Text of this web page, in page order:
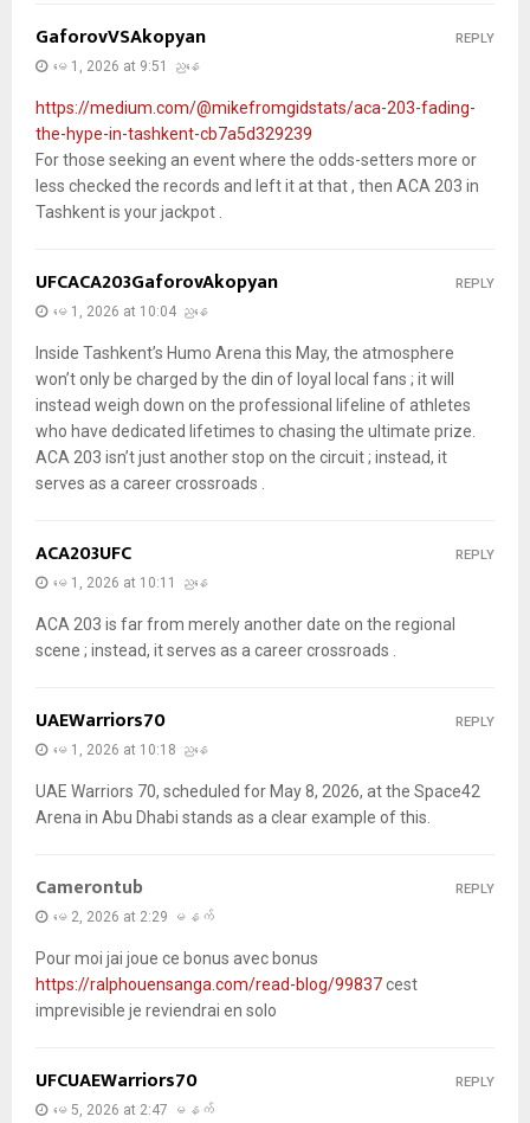
GaforovVSAkopyan
မေ 1, 2026 at 9:51 ညနေ
https://medium.com/@mikefromgidstats/aca-203-fading-
the-hype-in-tashkent-cb7a5d329239
For those seeking an event where the odds-setters more or
less checked the records and left it at that , then ACA 203 in
Tashkent is your jackpot .
REPLY
UFCACA203GaforovAkopyan
မေ 1, 2026 at 10:04 ညနေ
Inside Tashkent’s Humo Arena this May, the atmosphere
won’t only be charged by the din of loyal local fans ; it will
instead weigh down on the professional lifeline of athletes
who have dedicated lifetimes to chasing the ultimate prize.
ACA 203 isn’t just another stop on the circuit ; instead, it
serves as a career crossroads .
REPLY
ACA203UFC
မေ 1, 2026 at 10:11 ညနေ
ACA 203 is far from merely another date on the regional
scene ; instead, it serves as a career crossroads .
REPLY
UAEWarriors70
မေ 1, 2026 at 10:18 ညနေ
UAE Warriors 70, scheduled for May 8, 2026, at the Space42
Arena in Abu Dhabi stands as a clear example of this.
REPLY
Camerontub
မေ 2, 2026 at 2:29 မနက်
Pour moi jai joue ce bonus avec bonus
https://ralphouensanga.com/read-blog/99837cest
imprevisible je reviendrai en solo
REPLY
UFCUAEWarriors70
မေ 5, 2026 at 2:47 မနက်
REPLY